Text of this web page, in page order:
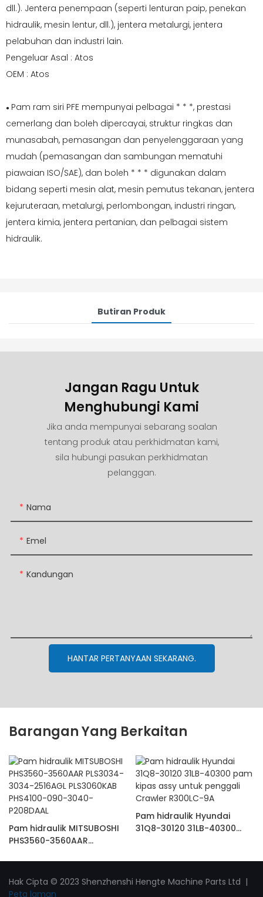
dll.). Jentera penempaan (seperti lenturan paip, penekan
hidraulik, mesin lentur, dll.), jentera metalurgi, jentera
pelabuhan dan industri lain.
Pengeluar Asal : Atos
OEM : Atos
● Pam ram siri PFE mempunyai pelbagai * * *, prestasi
cemerlang dan boleh dipercayai, struktur ringkas dan
munasabah, pemasangan dan penyelenggaraan yang
mudah (pemasangan dan sambungan mematuhi
piawaian ISO/SAE), dan boleh * * * digunakan dalam
bidang seperti mesin alat, mesin pemutus tekanan, jentera
kejuruteraan, metalurgi, perlombongan, industri ringan,
jentera kimia, jentera pertanian, dan pelbagai sistem
hidraulik.
Butiran Produk
Jangan Ragu Untuk
Menghubungi Kami
Jika anda mempunyai sebarang soalan
tentang produk atau perkhidmatan kami,
sila hubungi pasukan perkhidmatan
pelanggan.
Nama
Emel
Kandungan
HANTAR PERTANYAAN SEKARANG.
Barangan Yang Berkaitan
Pam hidraulik MITSUBOSHI
PHS3560-3560AAR
3040-P208DAAL
Pam hidraulik Hyundai
31Q8-30120 31LB-40300
Hak Cipta © 2023 Shenzhenshi Hengte Machine Parts Ltd |
Peta laman